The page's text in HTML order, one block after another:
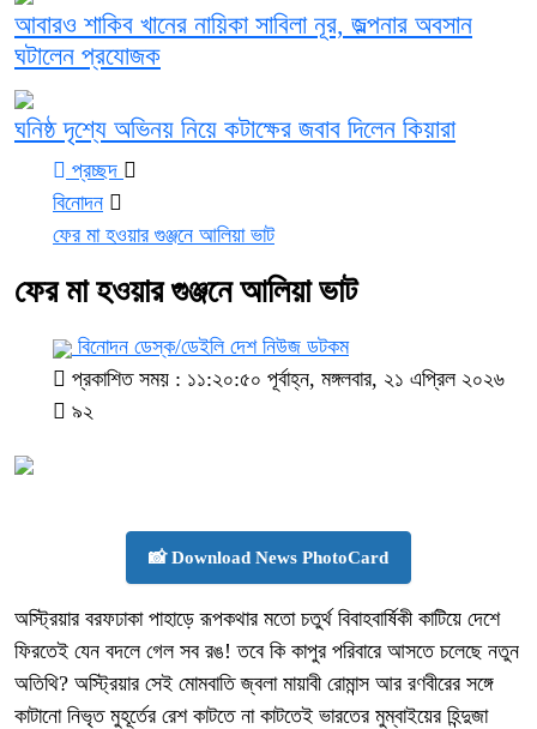
প্রচ্ছদ
বিনোদন
ফের মা হওয়ার গুঞ্জনে আলিয়া ভাট
ফের মা হওয়ার গুঞ্জনে আলিয়া ভাট
বিনোদন ডেস্ক/ডেইলি দেশ নিউজ ডটকম
প্রকাশিত সময় : ১১:২০:৫০ পূর্বাহ্ন, মঙ্গলবার, ২১ এপ্রিল ২০২৬
৯২
📸 Download News PhotoCard
অস্ট্রিয়ার বরফঢাকা পাহাড়ে রূপকথার মতো চতুর্থ বিবাহবার্ষিকী কাটিয়ে দেশে
ফিরতেই যেন বদলে গেল সব রঙ! তবে কি কাপুর পরিবারে আসতে চলেছে নতুন
অতিথি? অস্ট্রিয়ার সেই মোমবাতি জ্বলা মায়াবী রোমান্স আর রণবীরের সঙ্গে
কাটানো নিভৃত মুহূর্তের রেশ কাটতে না কাটতেই ভারতের মুম্বাইয়ের হিন্দুজা
আবারও শাকিব খানের নায়িকা সাবিলা নূর, জল্পনার অবসান
ঘটালেন প্রযোজক
ঘনিষ্ঠ দৃশ্যে অভিনয় নিয়ে কটাক্ষের জবাব দিলেন কিয়ারা